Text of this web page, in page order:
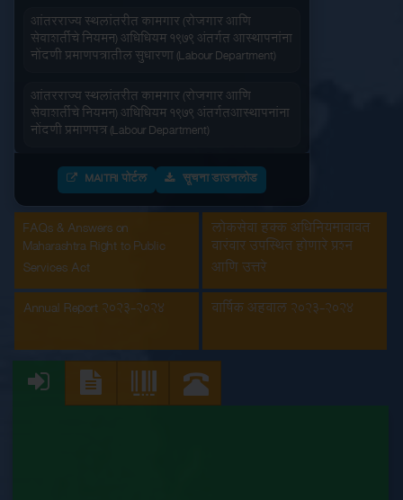
वापरण्यास सोपे
आंतरराज्य स्थलांतरीत कामगार (रोजगार आणि
सेवाशर्तीचे नियमन) अधिधियम १९७९ अंतर्गत आस्थापनांना
नोंदणी प्रमाणपत्रातील सुधारणा (Labour Department)
आंतरराज्य स्थलांतरीत कामगार (रोजगार आणि
सेवाशर्तीचे नियमन) अधिधियम १९७९ अंतर्गतआस्थापनांना
नोंदणी प्रमाणपत्र (Labour Department)
इमारत आणि इतर बांधकाम मजूर आस्थापनांची नोंदणी
(Labour Department)
कंत्राटी कामगार (नियमन व निर्मुलन) अधिनियम, 1970
अंतर्गत मुख्य मालक नोंदणी प्रमाणपत्रातील सुधारणा
(Labour Department)
कंत्राटी कामगार अनुज्ञप्ती (Labour Department)
कारखाना नूतनीकरण (Labour Department)
MAITRI पोर्टल सूचना डाउनलोड
FAQs & Answers on
Maharashtra Right to Public
Services Act
लोकसेवा हक्क अधिनियमाबाबत
वारंवार उपस्थित होणारे प्रश्न
आणि उत्तरे
Annual Report 2023-2024
वार्षिक अहवाल 2023-2024